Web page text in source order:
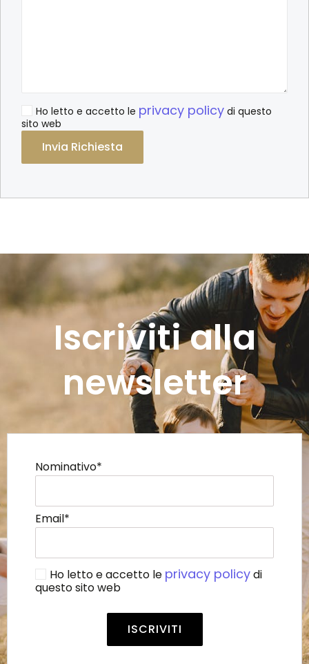
Ho letto e accetto le privacy policy di questo
sito web
Iscriviti alla
newsletter
Nominativo*
Email*
Ho letto e accetto le privacy policydi
questo sito web